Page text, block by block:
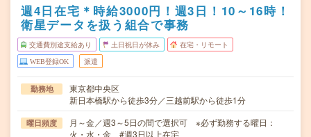
週4日在宅＊時給3000円！週3日！10～16時！
衛星データを扱う組合で事務
交通費別途支給あり 土日祝日が休み 在宅・リモート
WEB登録OK 派遣
勤務地
東京都中央区
新日本橋駅から徒歩3分／三越前駅から徒歩1分
曜日頻度
月～金／週3～5日の間で選択可 ※必ず勤務する曜日：
火・水・金 #週3日以上在宅